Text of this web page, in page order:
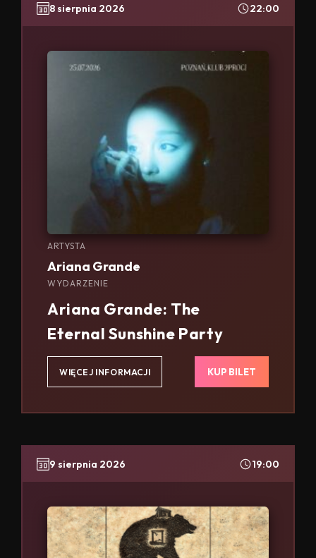
8 sierpnia 2026 22:00
ARTYSTA
Ariana Grande
WYDARZENIE
Ariana Grande: The
Eternal Sunshine Party
WIĘCEJ INFORMACJI KUP BILET
9 sierpnia 2026 19:00